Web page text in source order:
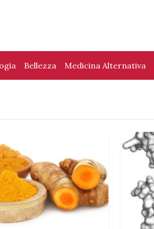
Bellezza Medicina Alternativa